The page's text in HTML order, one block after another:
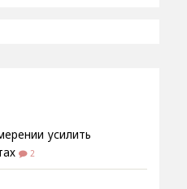
усилить
2